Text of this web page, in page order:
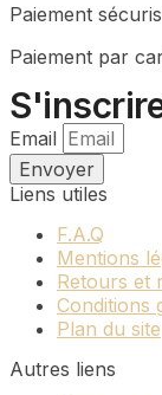
Paiement
Paiement par
Email
Envoyer
Liens utiles
F.A.Q
Mentions
Retours et
Conditions
Plan du site
Autres liens